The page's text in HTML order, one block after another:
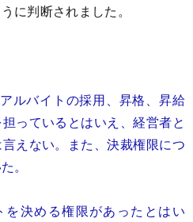
に判断されました。
ルバイトの採用、昇格、昇給
っているとはいえ、経営者と
えない。また、決裁権限につ
。
を決める権限があったとはい